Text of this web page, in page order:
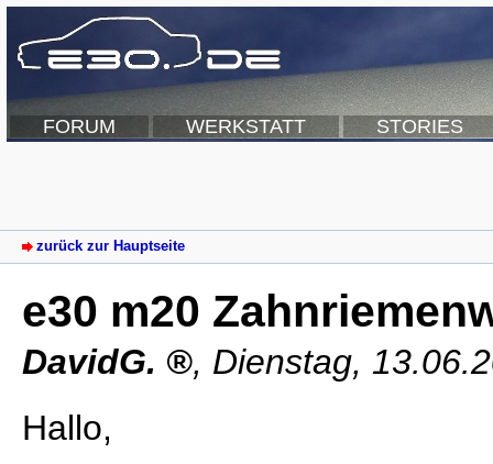
FORUM WERKSTATT STORIES
zurück zur Hauptseite
e30 m20
DavidG. , Dienstag,
Hallo,